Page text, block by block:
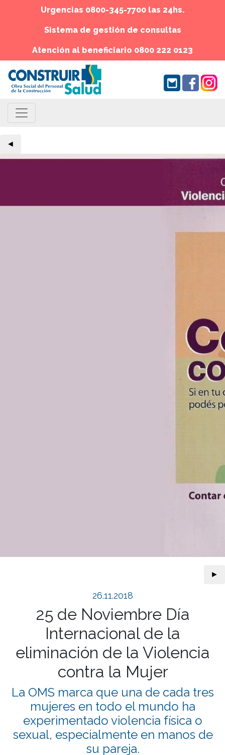
Urgencias 0800-345-7700 las 24hs.
Sistema de gestión de consultas
Atención al beneficiario 0800 222 0123
◄
►
26.11.2018
25 de Noviembre Día
Internacional de la
eliminación de la Violencia
contra la Mujer
La OMS marca que una de cada tres
mujeres en todo el mundo ha
experimentado violencia física o
sexual, especialmente en manos de
su pareja.